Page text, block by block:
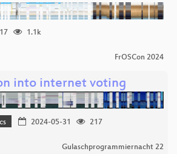
1.1k
FrOSCon 2024
into internet voting
2024-05-31
217
Gulaschprogrammiernacht 22